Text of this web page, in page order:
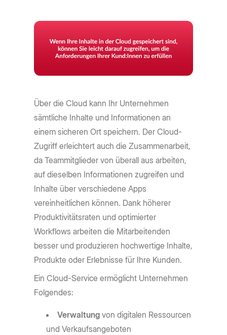
Über die Cloud kann Ihr Unternehmen
sämtliche Inhalte und Informationen an
einem sicheren Ort speichern. Der Cloud-
Zugriff erleichtert auch die Zusammenarbeit,
da Teammitglieder von überall aus arbeiten,
auf dieselben Informationen zugreifen und
Inhalte über verschiedene Apps
vereinheitlichen können. Dank höherer
Produktivitätsraten und optimierter
Workflows arbeiten die Mitarbeitenden
besser und produzieren hochwertige Inhalte,
Produkte oder Erlebnisse für Ihre Kunden.
Ein Cloud-Service ermöglicht Unternehmen
Folgendes:
Verwaltung von digitalen Ressourcen
und Verkaufsangeboten